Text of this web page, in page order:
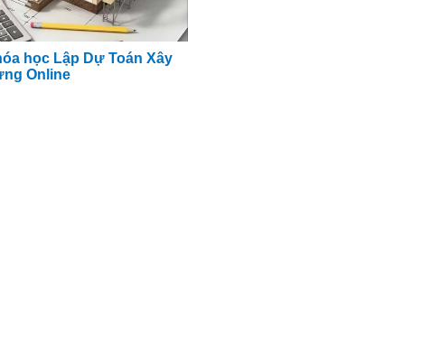
học Lập Dự Toán Xây
Online